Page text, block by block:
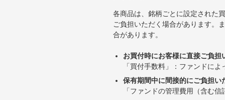
各商品は、銘柄ごとに設定された
ご負担いただく場合があります。
合があります。
お買付時にお客様に直接ご負担
「買付手数料」：ファンドに
保有期間中に間接的にご負担い
「ファンドの管理費用（含む